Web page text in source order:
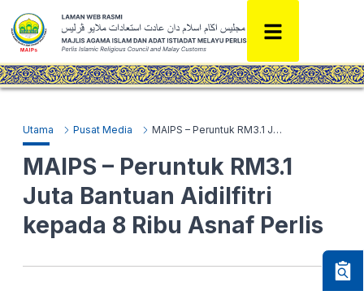
Utama Pusat Media MAIPS – Peruntuk RM3.1 Juta Bantuan Aidilfitri kepada 8 Ribu Asnaf Perlis
MAIPS – Peruntuk RM3.1
Juta Bantuan Aidilfitri
kepada 8 Ribu Asnaf Perlis